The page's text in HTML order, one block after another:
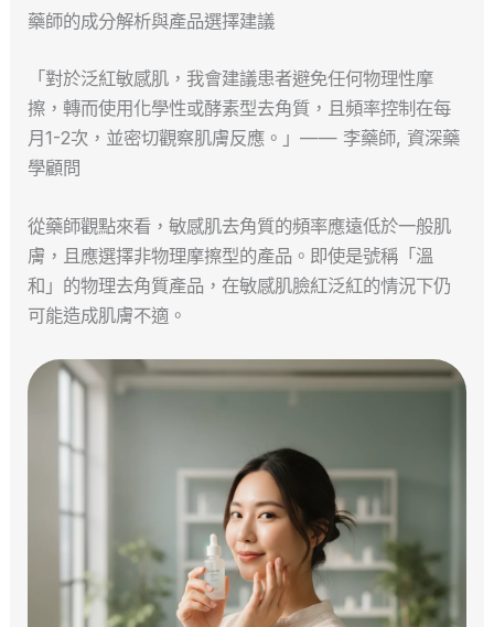
藥師的成分解析與產品選擇建議
「對於泛紅敏感肌，我會建議患者避免任何物理性摩
擦，轉而使用化學性或酵素型去角質，且頻率控制在每
月1-2次，並密切觀察肌膚反應。」—— 李藥師, 資深藥
學顧問
從藥師觀點來看，敏感肌去角質的頻率應遠低於一般肌
膚，且應選擇非物理摩擦型的產品。即使是號稱「溫
和」的物理去角質產品，在敏感肌臉紅泛紅的情況下仍
可能造成肌膚不適。